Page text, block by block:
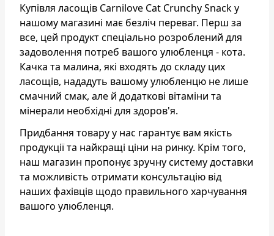
Купівля ласощів Carnilove Cat Crunchy Snack у
нашому магазині має безліч переваг. Перш за
все, цей продукт спеціально розроблений для
задоволення потреб вашого улюбленця - кота.
Качка та малина, які входять до складу цих
ласощів, нададуть вашому улюбленцю не лише
смачний смак, але й додаткові вітаміни та
мінерали необхідні для здоров'я.
Придбання товару у нас гарантує вам якість
продукції та найкращі ціни на ринку. Крім того,
наш магазин пропонує зручну систему доставки
та можливість отримати консультацію від
наших фахівців щодо правильного харчування
вашого улюбленця.